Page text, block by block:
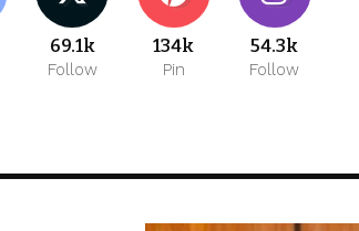
69.1k
Follow
134k
Pin
54.3k
Follow